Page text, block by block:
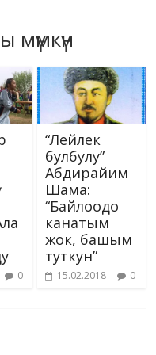
0
“Лейлек
булбулу”
Абдирайим
Шама:
“Байлоодо
канатым
жок, башым
туткун”
15.02.2018 0